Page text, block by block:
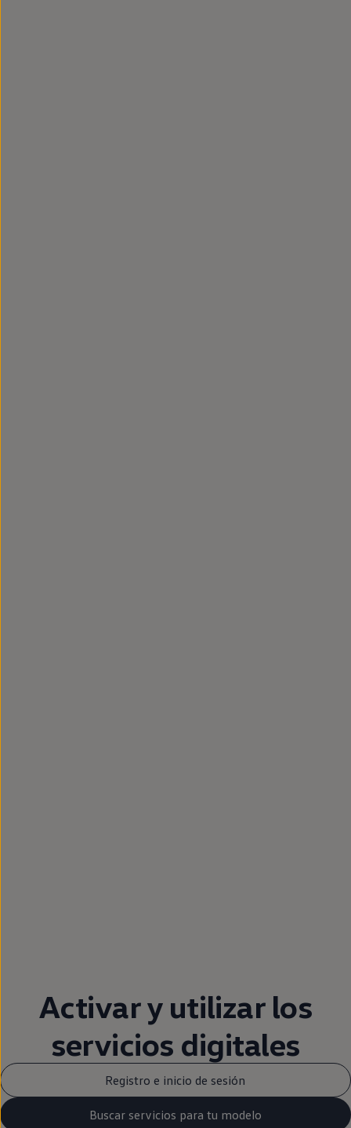
Activar y utilizar los
servicios digitales
Registro e inicio de sesión
Buscar servicios para tu modelo